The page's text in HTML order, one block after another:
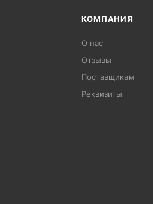
КОМПАНИЯ
О нас
Отзывы
Поставщикам
Реквизиты